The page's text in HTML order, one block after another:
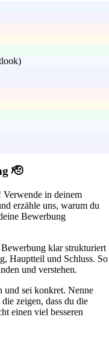
🫡
in deinem
erzähle uns, warum du
Bewerbung
klar strukturiert
Hauptteil und Schluss. So
und verstehen.
und sei konkret. Nenne
zeigen, dass du die
einen viel besseren